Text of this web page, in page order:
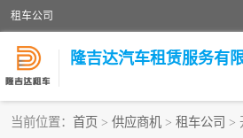
租车公司
隆吉达汽车租赁服务有
当前位置： 首页 > 供应商机 > 租车公司 >